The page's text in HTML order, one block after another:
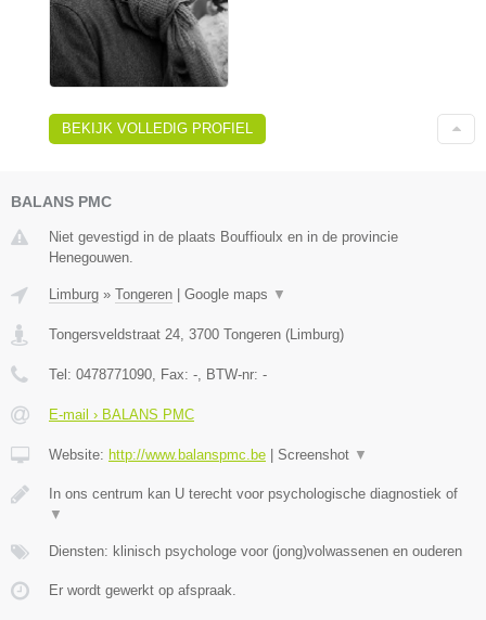
BEKIJK VOLLEDIG PROFIEL
BALANS PMC
Niet gevestigd in de plaats Bouffioulx en in de provincie
Henegouwen.
Limburg » Tongeren Google maps ▼
Tongersveldstraat 24 3700 Tongeren ( Limburg)
Tel: 0478771090 , Fax: - , BTW-nr: -
E-mail › BALANS PMC
Website: http://www.balanspmc.be Screenshot ▼
In ons centrum kan U terecht voor psychologische diagnostiek of
▼
Diensten: klinisch psychologe voor (jong)volwassenen en ouderen
Er wordt gewerkt op afspraak.